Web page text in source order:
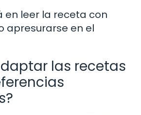
en leer la receta con
apresurarse en el
las recetas